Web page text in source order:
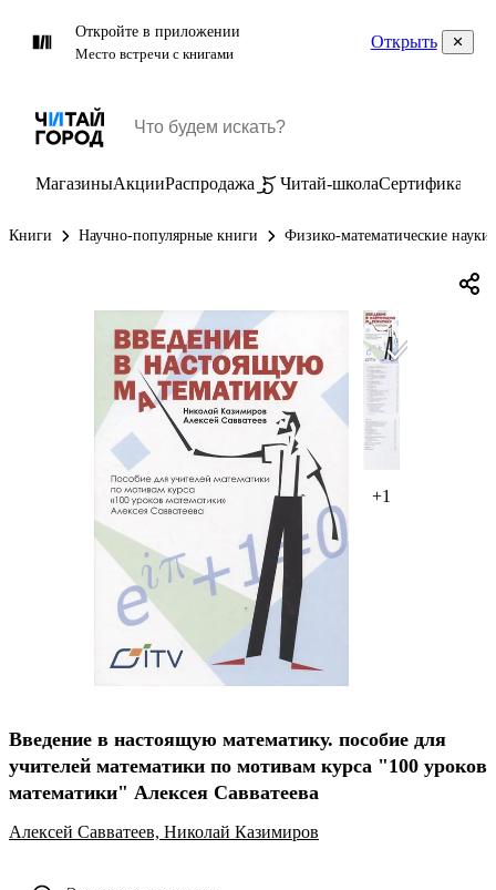
Откройте в приложении
Место встречи с книгами
Открыть
МагазиныАкцииРаспродажа Читай-школаСертификаты
Книги Научно-популярные книги Физико-математические науки
+1
Введение в настоящую математику. пособие для
учителей математики по мотивам курса "100 уроков
математики" Алексея Савватеева
Алексей Савватеев, Николай Казимиров